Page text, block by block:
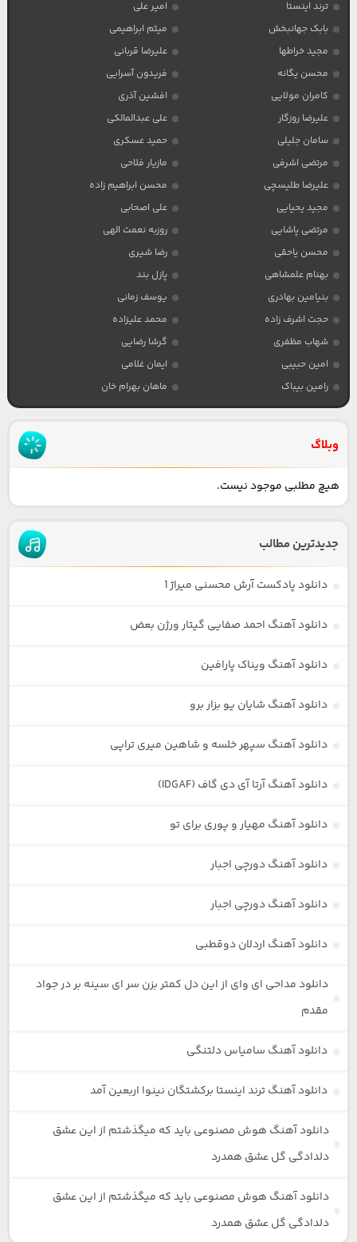
ترند اینستا
امیر علی
بابک جهانبخش
میثم ابراهیمی
مجید خراطها
علیرضا قربانی
محسن یگانه
فریدون آسرایی
کامران مولایی
افشین آذری
علیرضا روزگار
علی عبدالمالکی
سامان جلیلی
حمید عسکری
مرتضی اشرفی
مازیار فلاحی
علیرضا طلیسچی
محسن ابراهیم زاده
مجید یحیایی
علی اصحابی
مرتضی پاشایی
روزبه نعمت الهی
محسن یاحقی
رضا شیری
بهنام علمشاهی
پازل بند
بنیامین بهادری
یوسف زمانی
حجت اشرف زاده
محمد علیزاده
شهاب مظفری
گرشا رضایی
امین حبیبی
ایمان غلامی
رامین بیباک
ماهان بهرام خان
وبلاگ
هیچ مطلبی موجود نیست.
جدیدترین مطالب
دانلود پادکست آرش محسنی میراژ 1
دانلود آهنگ احمد صفایی گیتار ورژن بعض
دانلود آهنگ ویناک پارافین
دانلود آهنگ شایان یو بزار برو
دانلود آهنگ سپهر خلسه و شاهین میری تراپی
دانلود آهنگ آرتا آی دی گاف (IDGAF)
دانلود آهنگ مهیار و پوری برای تو
دانلود آهنگ دورچی اجبار
دانلود آهنگ دورچی اجبار
دانلود آهنگ اردلان دوقطبی
دانلود مداحی ای وای از این دل کمتر بزن سر ای سینه بر در جواد
مقدم
دانلود آهنگ سامیاس دلتنگی
دانلود آهنگ ترند اینستا برکشتگان نینوا اربعین آمد
دانلود آهنگ هوش مصنوعی باید که میگذشتم از این عشق
دلدادگی گل عشق همدرد
دانلود آهنگ هوش مصنوعی باید که میگذشتم از این عشق
دلدادگی گل عشق همدرد